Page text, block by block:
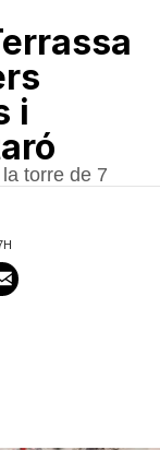
i
torre de 7